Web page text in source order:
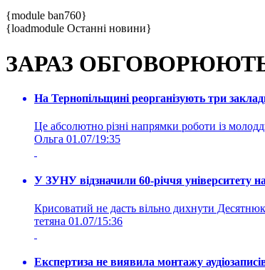
{module ban760}
{loadmodule Останні новини}
ЗАРАЗ
На Тернопільщині реорганізують три
Це абсолютно різні напрямки роботи із
Ольга 01.07/19:35
У ЗУНУ відзначили 60-річчя університету
Крисоватий не дасть вільно дихнути
тетяна 01.07/15:36
Експертиза не виявила монтажу